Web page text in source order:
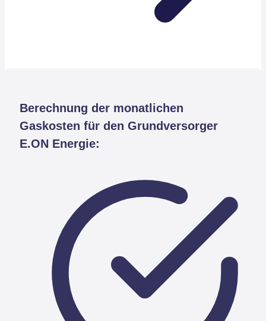
Berechnung der monatlichen
Gaskosten für den Grundversorger
E.ON Energie: